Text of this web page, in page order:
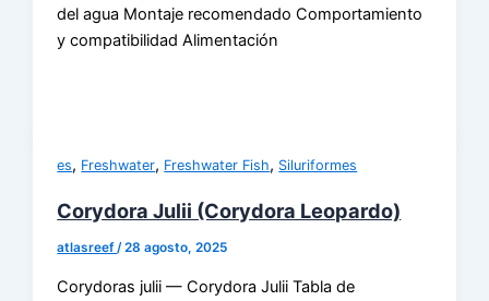
del agua Montaje recomendado Comportamiento
y compatibilidad Alimentación
es, Freshwater, Freshwater Fish, Siluriformes
Corydora Julii (Corydora Leopardo)
atlasreef/28 agosto, 2025
Corydoras julii — Corydora Julii Tabla de